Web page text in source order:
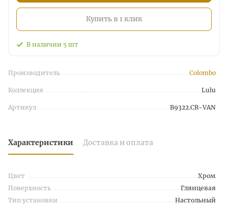
Купить в 1 клик
В наличии 5 шт
Производитель Colombo
Коллекция Lulu
Артикул B9322.CR-VAN
Характеристики Доставка и оплата
Цвет
Хром
Поверхность
Глянцевая
Тип установки
Настольный